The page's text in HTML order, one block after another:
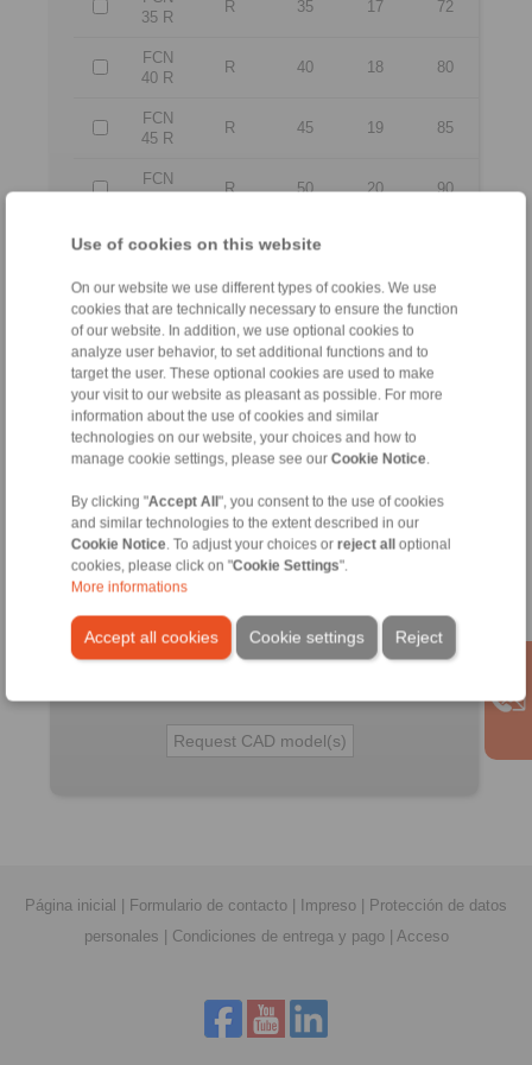
Use of cookies on this website
On our website we use different types of cookies. We use
cookies that are technically necessary to ensure the function
of our website. In addition, we use optional cookies to
analyze user behavior, to set additional functions and to
target the user. These optional cookies are used to make
your visit to our website as pleasant as possible. For more
information about the use of cookies and similar
technologies on our website, your choices and how to
manage cookie settings, please see our Cookie Notice
By clicking "Accept All", you consent to the use of cookies
and similar technologies to the extent described in our
Cookie Notice . To adjust your choices or reject alloptional
cookies, please click on "Cookie Settings".
More informations
Accept all cookies Reject
Cookie settings
35 R
R 35 17 72
FCN
40 R
R 40 18 80
FCN
45 R
R 45 19 85
FCN
R 50 20 90
FCN
R 60
FCN
80 R
R 80 26 140
All
No se aceptan demandas de responsabilidad o
garantía que se puedan derivar del uso de los
A pesar de ello, sirven sólo para fines de
ilustración.
Sólo los planos de diseño que han sido facilitados
directamente por RINGSPANN son vinculantes.
Formato del archivo:
Página inicial Formulario de contacto Impreso
Protección de datos
personales
Condiciones de entrega y pago| Acceso